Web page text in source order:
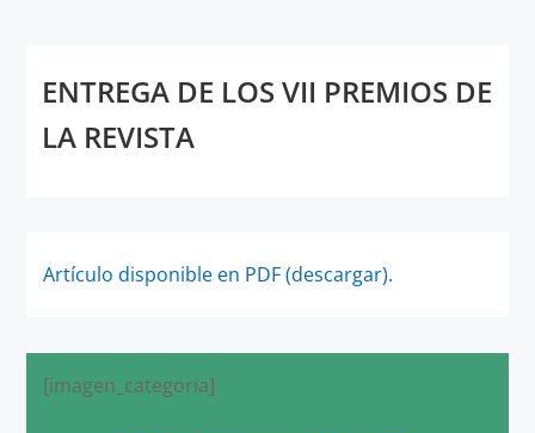
ENTREGA DE LOS VII PREMIOS DE
LA REVISTA
Artículo disponible en PDF (descargar).
[imagen_categoria]